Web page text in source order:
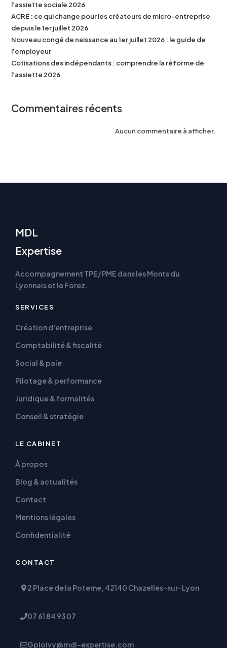
l’assiette sociale 2026
ACRE : ce qui change pour les créateurs de micro-entreprise
depuis le 1er juillet 2026
Nouveau congé de naissance au 1er juillet 2026 : le guide de
l’employeur
Cotisations des indépendants : comprendre la réforme de
l’assiette 2026
Commentaires récents
Aucun commentaire à afficher.
MDL
Expertise
Accompagnement TPE/PME dans les Monts du
Lyonnais et le Forez.
SERVICES
Création d'entreprise
Comptabilité & fiscalité
Social & paie
Pilotage & performance
Juridique & formalités
Conseil & stratégie
LE CABINET
À propos
Blog & actualités
Contact
Mentions légales
Confidentialité
CONTACT
2 Place de la Poterne, 42140 Chazelles-sur-Lyon
07 61 84 93 07
Gploivy@mdl-expertise.com